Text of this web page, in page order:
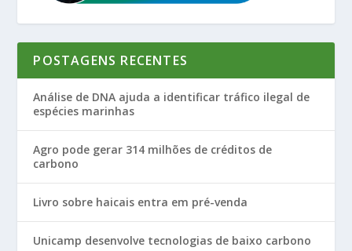
POSTAGENS RECENTES
Análise de DNA ajuda a identificar tráfico ilegal de
espécies marinhas
Agro pode gerar 314 milhões de créditos de
carbono
Livro sobre haicais entra em pré-venda
Unicamp desenvolve tecnologias de baixo carbono